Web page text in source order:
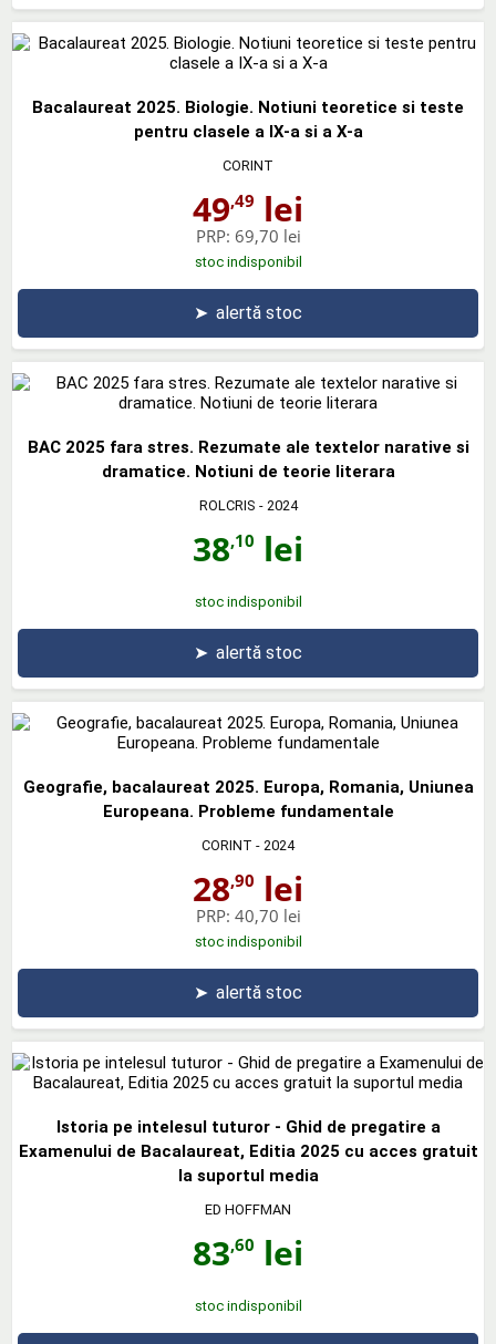
Bacalaureat 2025. Biologie. Notiuni teoretice si teste
pentru clasele a IX-a si a X-a
CORINT
49,49 lei
PRP: 69,70 lei
stoc indisponibil
➤ alertă stoc
BAC 2025 fara stres. Rezumate ale textelor narative si
dramatice. Notiuni de teorie literara
ROLCRIS - 2024
38,10 lei
stoc indisponibil
➤ alertă stoc
Geografie, bacalaureat 2025. Europa, Romania, Uniunea
Europeana. Probleme fundamentale
CORINT - 2024
28,90 lei
PRP: 40,70 lei
stoc indisponibil
➤ alertă stoc
Istoria pe intelesul tuturor - Ghid de pregatire a
Examenului de Bacalaureat, Editia 2025 cu acces gratuit
la suportul media
ED HOFFMAN
83,60 lei
stoc indisponibil